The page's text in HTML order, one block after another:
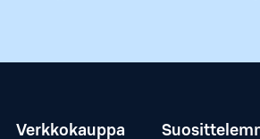
Verkkokauppa